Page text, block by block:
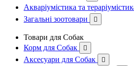
Акваріумістика та
Загальні зоотовари 
Товари для Собак
Корм для Собак

Аксесуари для Собак 